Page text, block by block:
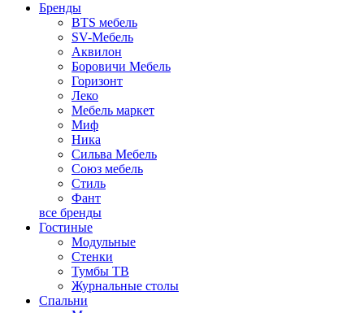
Бренды
BTS мебель
SV-Мебель
Аквилон
Боровичи Мебель
Горизонт
Леко
Мебель маркет
Миф
Ника
Сильва Мебель
Союз мебель
Стиль
Фант
все бренды
Гостиные
Модульные
Стенки
Тумбы ТВ
Журнальные столы
Спальни